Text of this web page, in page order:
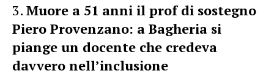
Muore a 51 anni il prof di sostegno
Piero Provenzano: a Bagheria si
piange un docente che credeva
davvero nell’inclusione